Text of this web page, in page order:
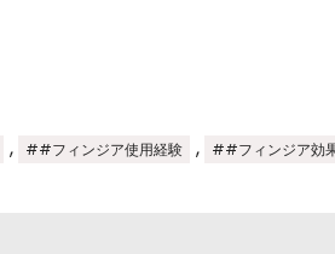
, ##フィンジア使用経験 , ##フィンジア効